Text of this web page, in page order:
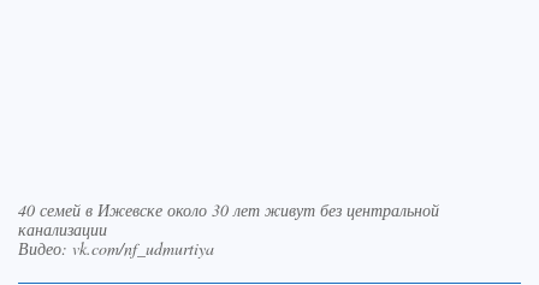
40 семей в Ижевске около 30 лет живут без центральной
канализации
Видео: vk.com/nf_udmurtiya